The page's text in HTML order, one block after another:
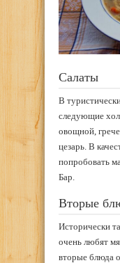
Салаты
В
следующие
овощной,
цезарь. В
попробовать
Бар.
Вторые
Исторически
очень любят
вторые блюда